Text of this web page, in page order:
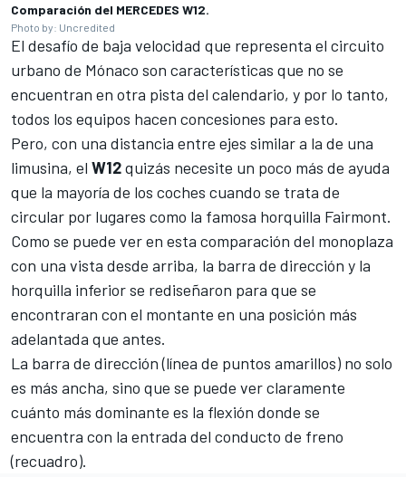
Comparación del MERCEDES W12.
Photo by: Uncredited
El desafío de baja velocidad que representa el circuito
urbano de Mónaco son características que no se
encuentran en otra pista del calendario, y por lo tanto,
todos los equipos hacen concesiones para esto.
Pero, con una distancia entre ejes similar a la de una
limusina, el W12quizás necesite un poco más de ayuda
que la mayoría de los coches cuando se trata de
circular por lugares como la famosa horquilla Fairmont.
Como se puede ver en esta comparación del monoplaza
con una vista desde arriba, la barra de dirección y la
horquilla inferior se rediseñaron para que se
encontraran con el montante en una posición más
adelantada que antes.
La barra de dirección (línea de puntos amarillos) no solo
es más ancha, sino que se puede ver claramente
cuánto más dominante es la flexión donde se
encuentra con la entrada del conducto de freno
(recuadro).